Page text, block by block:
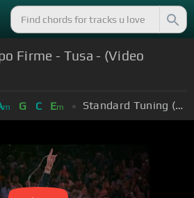
Firme - Tusa - (Video
m G C Em Standard Tuning (EADGBE)